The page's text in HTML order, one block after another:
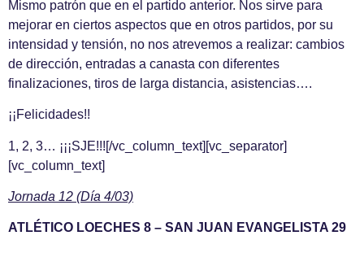
Mismo patrón que en el partido anterior. Nos sirve para
mejorar en ciertos aspectos que en otros partidos, por su
intensidad y tensión, no nos atrevemos a realizar: cambios
de dirección, entradas a canasta con diferentes
finalizaciones, tiros de larga distancia, asistencias….
¡¡Felicidades!!
1, 2, 3… ¡¡¡SJE!!![/vc_column_text][vc_separator]
[vc_column_text]
Jornada 12 (Día 4/03)
ATLÉTICO LOECHES 8 – SAN JUAN EVANGELISTA 29